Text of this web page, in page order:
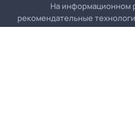
На информационном
рекомендательные